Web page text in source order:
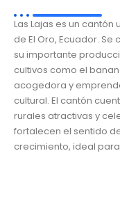
Las Lajas es un
de El Oro, Ecuador.
su importante
cultivos como el
acogedora y
cultural. El cantón
rurales atractivas y
fortalecen el sentido
crecimiento, ideal